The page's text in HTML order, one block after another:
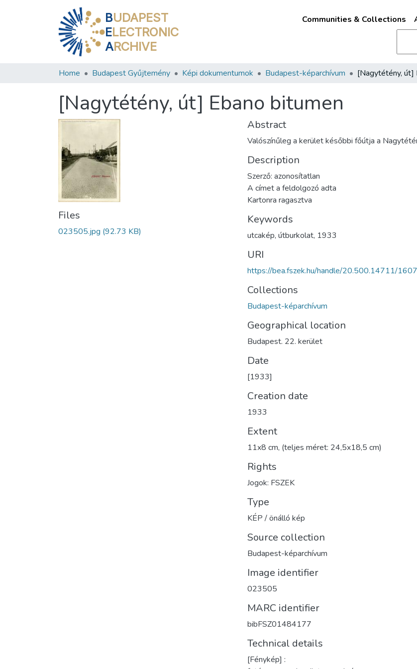
BUDAPEST
ELECTRONIC
ARCHIVE
Communities & Collections
Home Budapest Gyűjtemény Képi dokumentumok Budapest-képarchívum
[Nagytétény, út] Ebano bitumen
Files
023505.jpg (92.73 KB)
Abstract
Valószínűleg a kerület későbbi főútja a
Description
Szerző: azonosítatlan
A címet a feldolgozó adta
Kartonra ragasztva
Keywords
utcakép, útburkolat, 1933
URI
https://bea.fszek.hu/handle/20.500.14711/
Collections
Budapest-képarchívum
Geographical location
Budapest. 22. kerület
Date
[1933]
Creation date
1933
Extent
11x8 cm, (teljes méret: 24,5x18,5 cm)
Rights
Jogok: FSZEK
Type
KÉP / önálló kép
Source collection
Budapest-képarchívum
Image identifier
023505
MARC identifier
bibFSZ01484177
Technical details
[Fénykép] :